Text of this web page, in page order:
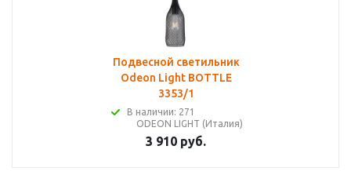
Подвесной светильник
Odeon Light BOTTLE
3353/1
В наличии: 271
ODEON LIGHT (Италия)
3 910 руб.